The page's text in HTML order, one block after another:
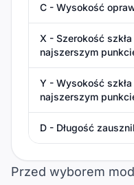
C - Wysokość
X - Szerokość
najszerszym
Y - Wysokość
najszerszym
D - Długość
Przed wyborem